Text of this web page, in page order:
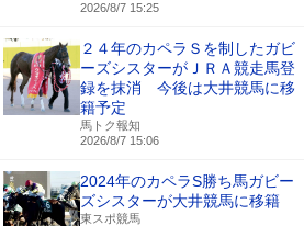
2026/8/7 15:25
２４年のカペラＳを制したガビ
ーズシスターがＪＲＡ競走馬登
録を抹消 今後は大井競馬に移
籍予定
馬トク報知
2026/8/7 15:06
2024年のカペラS勝ち馬ガビー
ズシスターが大井競馬に移籍
東スポ競馬